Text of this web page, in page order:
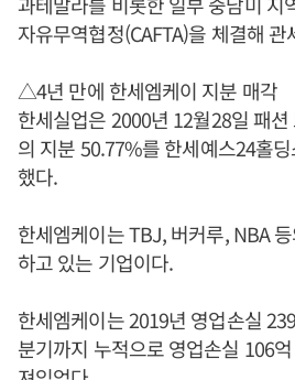
자유무역협정(CAFTA)을 체결해
△4년 만에 한세엠케이 지분 매각
한세실업은 2000년 12월28일 패
의 지분 50.77%를 한세예스24홀
했다.
한세엠케이는 TBJ, 버커루, NBA
하고 있는 기업이다.
한세엠케이는 2019년 영업손실
분기까지 누적으로 영업손실 106